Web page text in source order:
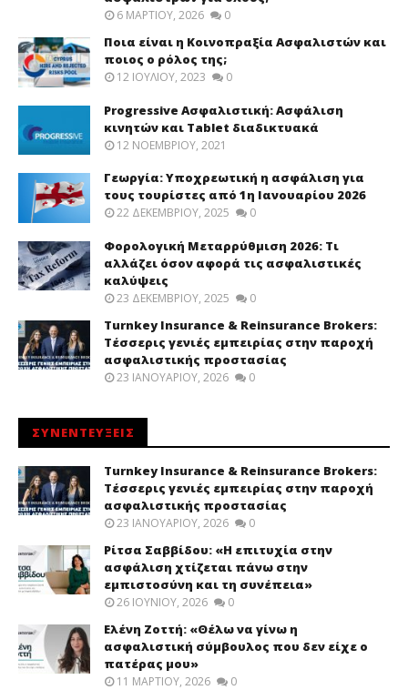
6 ΜΑΡΤΊΟΥ, 2026 0
Ποια είναι η Κοινοπραξία Ασφαλιστών και
ποιος ο ρόλος της;
12 ΙΟΥΛΊΟΥ, 2023 0
Progressive Ασφαλιστική: Ασφάλιση
κινητών και Tablet διαδικτυακά
12 ΝΟΕΜΒΡΊΟΥ, 2021
Γεωργία: Υποχρεωτική η ασφάλιση για
τους τουρίστες από 1η Ιανουαρίου 2026
22 ΔΕΚΕΜΒΡΊΟΥ, 2025 0
Φορολογική Μεταρρύθμιση 2026: Τι
αλλάζει όσον αφορά τις ασφαλιστικές
καλύψεις
23 ΔΕΚΕΜΒΡΊΟΥ, 2025 0
Turnkey Insurance & Reinsurance Brokers:
Τέσσερις γενιές εμπειρίας στην παροχή
ασφαλιστικής προστασίας
23 ΙΑΝΟΥΑΡΊΟΥ, 2026 0
ΣΥΝΕΝΤΕΥΞΕΙΣ
Turnkey Insurance & Reinsurance Brokers:
Τέσσερις γενιές εμπειρίας στην παροχή
ασφαλιστικής προστασίας
23 ΙΑΝΟΥΑΡΊΟΥ, 2026 0
Ρίτσα Σαββίδου: «Η επιτυχία στην
ασφάλιση χτίζεται πάνω στην
εμπιστοσύνη και τη συνέπεια»
26 ΙΟΥΝΊΟΥ, 2026 0
Ελένη Ζοττή: «Θέλω να γίνω η
ασφαλιστική σύμβουλος που δεν είχε ο
πατέρας μου»
11 ΜΑΡΤΊΟΥ, 2026 0